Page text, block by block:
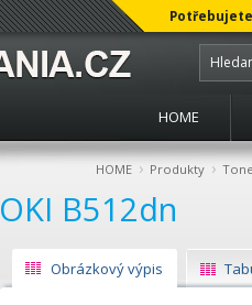
HOME
HOME › Produkty ›
OKI B512dn
Obrázkový výpis